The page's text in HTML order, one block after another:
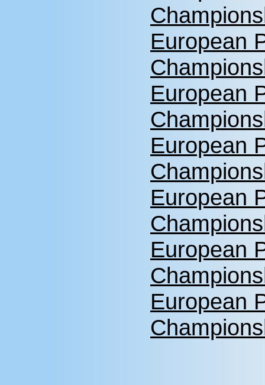
European
European
European
European
European
European